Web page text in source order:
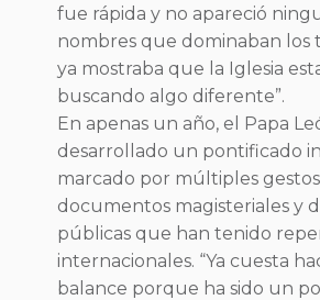
fue rápida y no apareció
nombres que dominaban los
ya mostraba que la Iglesia
buscando algo diferente”.
En apenas un año, el Papa
desarrollado un pontificado
marcado por múltiples
documentos magisteriales y
públicas que han tenido
internacionales. “Ya cuesta
balance porque ha sido un